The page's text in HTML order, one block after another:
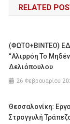
RELATED
(ΦΩΤΟ+ΒΙΝΤΕΟ)
“Αλιρρόη Το
Δελιόπουλου
26 Φεβρουαρίου
Θεσσαλονίκη:
Στρογγυλή